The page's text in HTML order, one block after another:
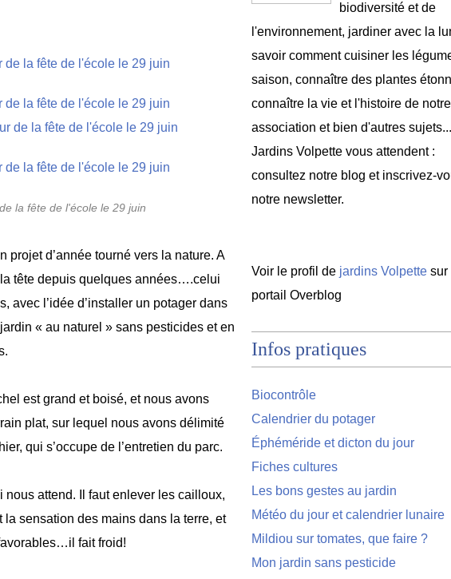
la fête de l'école le 29 juin
projet d’année tourné vers la nature. A
la tête depuis quelques années….celui
avec l’idée d’installer un potager dans
« au naturel » sans pesticides et en
est grand et boisé, et nous avons
plat, sur lequel nous avons délimité
qui s’occupe de l’entretien du parc.
nous attend. Il faut enlever les cailloux,
sensation des mains dans la terre, et
fait froid!
biodiversité et de
l'environnement, jardiner avec la
savoir comment cuisiner les
saison, connaître des plantes
connaître la vie et l'histoire de notre
association et bien d'autres
Jardins Volpette vous attendent :
consultez notre blog et inscrivez-
notre newsletter.
Voir le profil de jardins Volpette sur
portail Overblog
Infos pratiques
Biocontrôle
Calendrier du potager
Éphéméride et dicton du jour
Fiches cultures
Les bons gestes au jardin
Météo du jour et calendrier lunaire
Mildiou sur tomates, que faire ?
Mon jardin sans pesticide